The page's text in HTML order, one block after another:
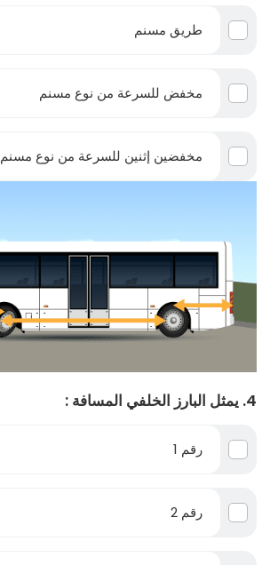
طريق مسنم
مخفض للسرعة من نوع مسنم
مخفضين إثنين للسرعة من نوع مسنم
4. يمثل البارز الخلفي المسافة :
رقم 1
رقم 2